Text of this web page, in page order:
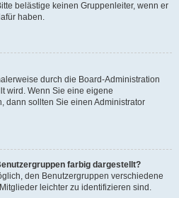
belästige keinen Gruppenleiter, wenn er
haben.
durch die Board-Administration
wird. Wenn Sie eine eigene
dann sollten Sie einen Administrator
farbig dargestellt?
den Benutzergruppen verschiedene
leichter zu identifizieren sind.